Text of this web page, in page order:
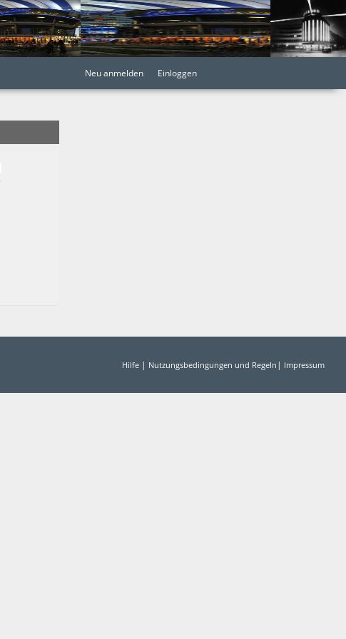
Neu anmelden Einloggen
Hilfe | Nutzungsbedingungen und Regeln | Impressum